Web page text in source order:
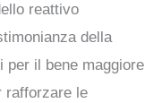
reattivo
della
per il bene maggiore
rafforzare le